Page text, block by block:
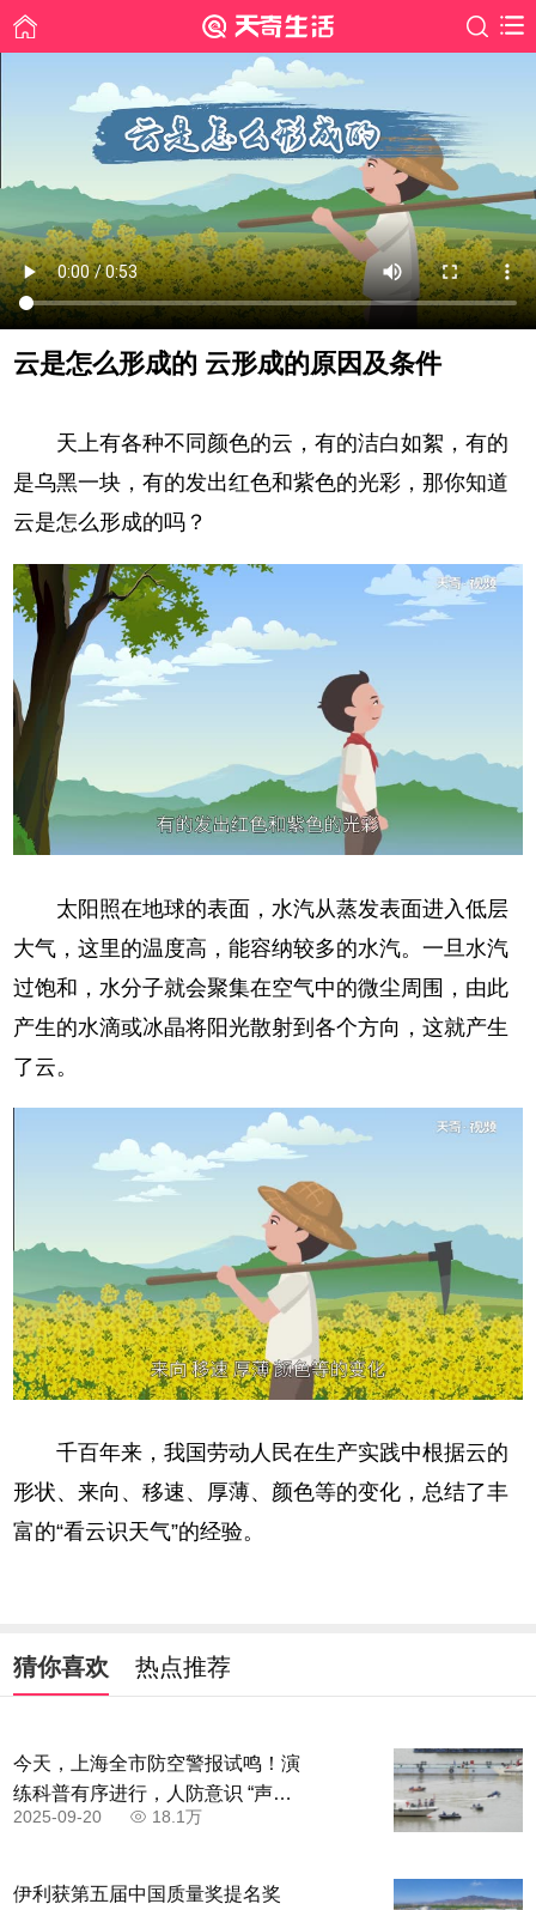
云是怎么形成的 云形成的原因及条件
天上有各种不同颜色的云，有的洁白如絮，有的
是乌黑一块，有的发出红色和紫色的光彩，那你知道
云是怎么形成的吗？
太阳照在地球的表面，水汽从蒸发表面进入低层
大气，这里的温度高，能容纳较多的水汽。一旦水汽
过饱和，水分子就会聚集在空气中的微尘周围，由此
产生的水滴或冰晶将阳光散射到各个方向，这就产生
了云。
千百年来，我国劳动人民在生产实践中根据云的
形状、来向、移速、厚薄、颜色等的变化，总结了丰
富的“看云识天气”的经验。
猜你喜欢 热点推荐
今天，上海全市防空警报试鸣！演
练科普有序进行，人防意识 “声入
人心”
2025-09-20 18.1万
伊利获第五届中国质量奖提名奖